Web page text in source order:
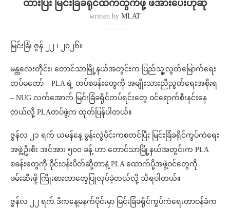
ထားပြီး မြင်းခြံခရိုင်ထဲကထွက်ဖို့ ဖိအားပေးဟုဆို
written by MLAT
‌မြင်းခြံ၊ ဇွန် ၂၂ ၊ ၂၀၂၆။
မန္တလေးတိုင်း၊ တောင်သာမြို့နယ်အတွင်းက ပြည်သူ့လွတ်မြောက်ရေး
တပ်မတော် – PLA ရဲ့ တပ်စခန်းတွေကို အမျိုးသားညီညွတ်ရေးအစိုးရ
– NUG လက်အောက် မြင်းခြံခရိုင်တပ်ရင်းတွေ ဝင်ရောက်စီးနင်းနေ
တယ်လို့ ‌‌‌‌‌‌‌‌‌‌‌‌‌‌‌‌‌‌‌‌‌‌‌‌‌‌‌‌PLAတပ်ဖွဲ့က ထုတ်ပြန်ပါတယ်။
ဇွန်လ ၂၁ ရက် ယမန်နေ့ မွန်းလွဲပိုင်းကစတင်ပြီး မြင်းခြံခရိုင်ကွပ်ကဲရေး
အဖွဲ့ဦးစီး အင်အား ၅၀၀ ခန့် ဟာ တောင်သာမြို့နယ်အတွင်းက PLA
စခန်းတွေကို ဝိုင်းဝန်းပိတ်ဆို့တာနဲ့ PLA ထောက်ပို့အဖွဲ့ဝင်တွေကို
ဖမ်းဆီးဖို့ ကြိုးစားတာတွေပြုလုပ်ခဲ့တယ်လို့ သိရပါတယ်။
ဇွန်လ ၂၂ ရက် ဒီကနေ့မနက်ပိုင်းမှာ မြင်းခြံခရိုင်ကွပ်ကဲရေးတာဝန်ခံက